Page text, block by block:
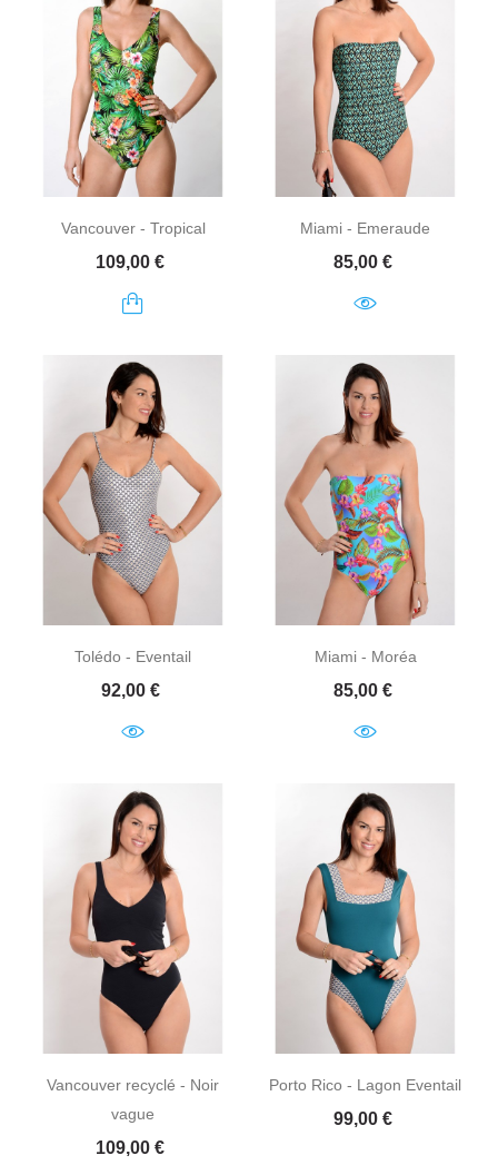
Vancouver - Tropical
Prix
109,00 €
Miami - Emeraude
Prix
85,00 €
Tolédo - Eventail
Prix
92,00 €
Miami - Moréa
Prix
85,00 €
Vancouver recyclé - Noir
vague
Prix
109,00 €
Porto Rico - Lagon Eventail
Prix
99,00 €